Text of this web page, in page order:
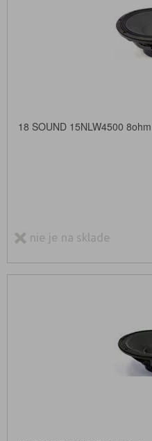
18 SOUND 15NLW4500 8ohm
nie je na sklade